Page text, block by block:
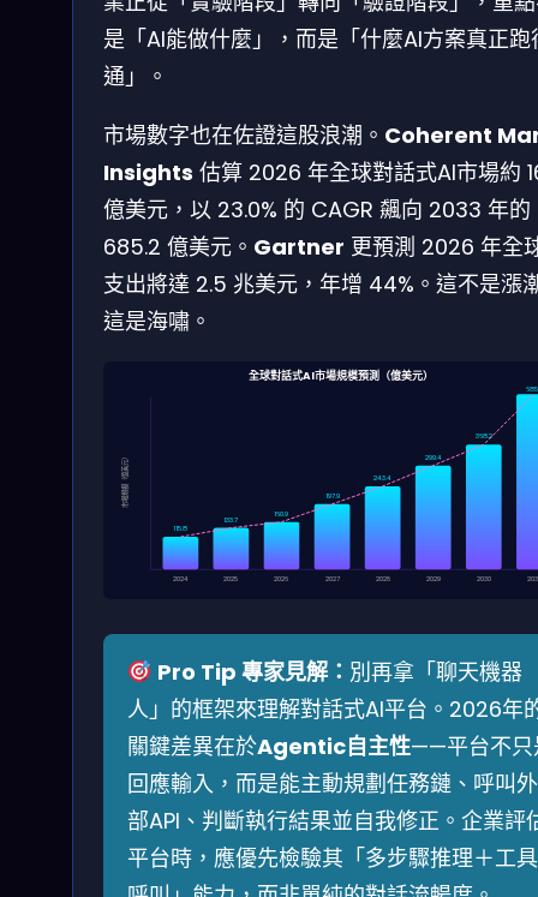
是「AI能做什麼」，而是「什麼AI方案真正跑
通」。
市場數字也在佐證這股浪潮。 Coherent
Insights 估算 2026 年全球對話式AI市場約
億美元，以 23.0% 的 CAGR 飆向 2033 年的
685.2 億美元。 Gartner 更預測 2026 年全
支出將達 2.5 兆美元，年增 44%。這不是漲
這是海嘯。
全球對話式AI市場規模預測（億美元）
115.8
2024
133.7
2025
160.9
2026
197.9
2027
243.4
2028
299.4
2029
368.2
2030
市場規模（億美元）
Pro Tip 專家見解： 別再拿「聊天機器
人」的框架來理解對話式AI平台。2026年
關鍵差異在於Agentic自主性——平台不只
回應輸入，而是能主動規劃任務鏈、呼叫外
部API、判斷執行結果並自我修正。企業評
平台時，應優先檢驗其「多步驟推理＋工具